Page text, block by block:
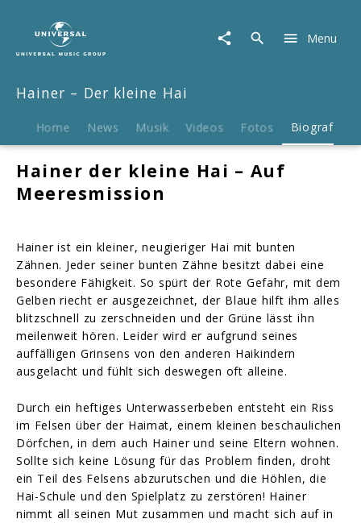
kleine
Menu
Hainer – Der kleine Hai
Home News Musik Videos Fotos Biografie
Hainer der kleine Hai – Auf
Meeresmission
Hainer ist ein kleiner, neugieriger Hai mit bunten
Zähnen. Jeder seiner bunten Zähne besitzt dabei eine
besondere Fähigkeit. So spürt der Rote Gefahr, mit dem
Gelben riecht er ausgezeichnet, der Blaue hilft ihm alles
blitzschnell zu zerschneiden und der Grüne lässt ihn
meilenweit hören. Leider wird er aufgrund seines
auffälligen Grinsens von den anderen Haikindern
ausgelacht und fühlt sich deswegen oft alleine.
Durch ein heftiges Unterwasserbeben entsteht ein Riss
im Felsen über der Haimat, einem kleinen beschaulichen
Dörfchen, in dem auch Hainer und seine Eltern wohnen.
Sollte sich keine Lösung für das Problem finden, droht
ein Teil des Felsens abzurutschen und die Höhlen, die
Hai-Schule und den Spielplatz zu zerstören! Hainer
nimmt all seinen Mut zusammen und macht sich auf in